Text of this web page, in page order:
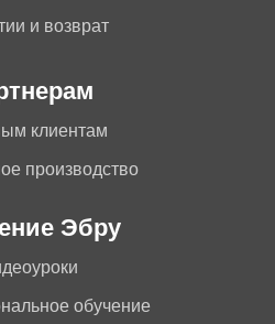
и возврат
клиентам
производство
Эбру
обучение